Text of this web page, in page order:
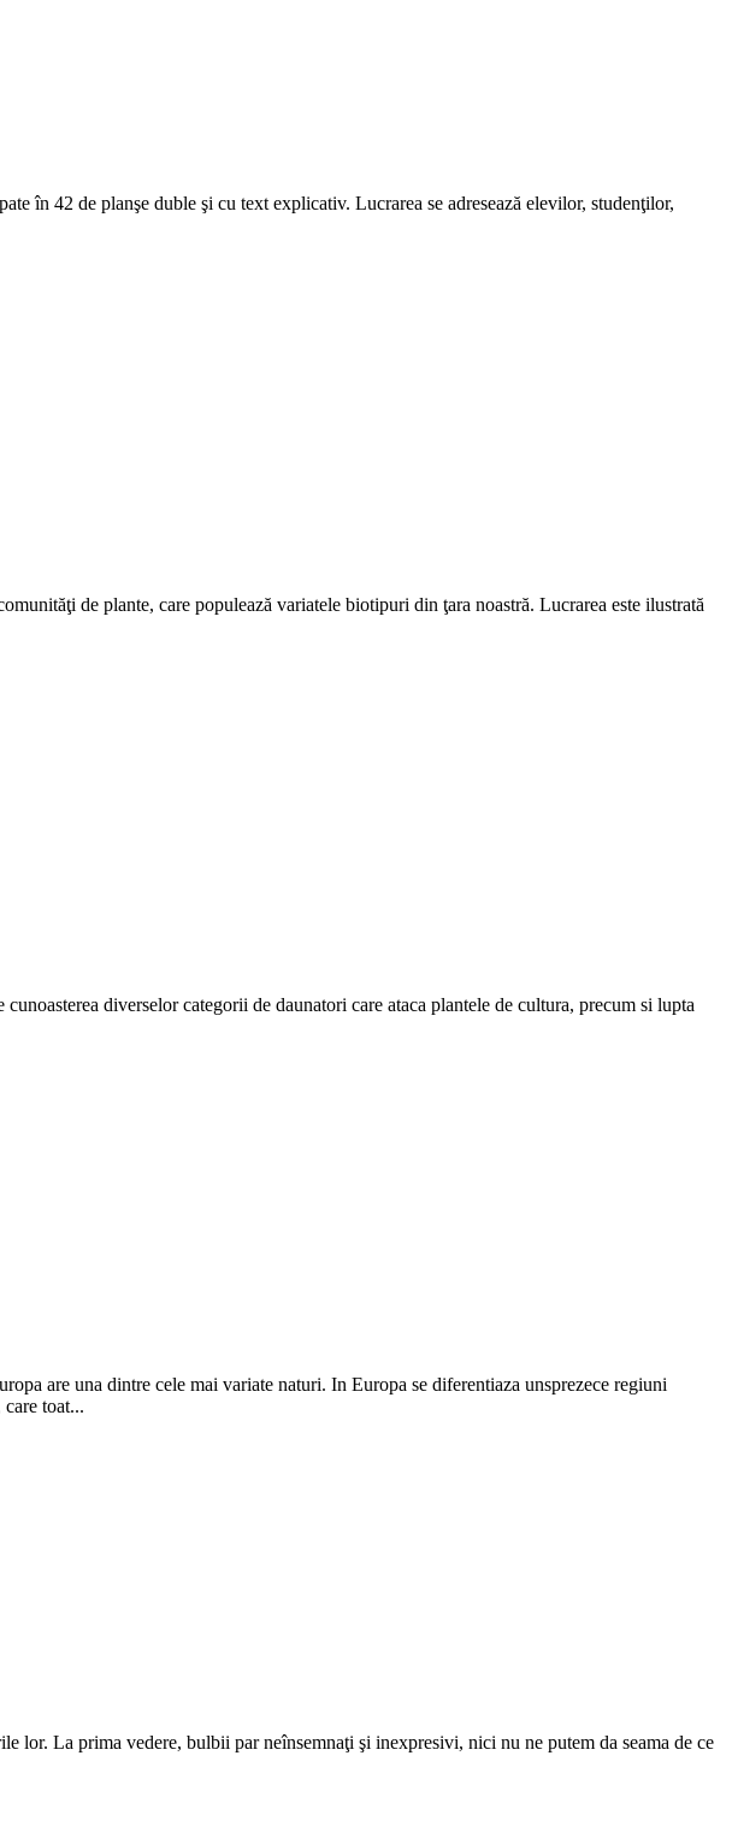
în 42 de planşe duble şi cu text explicativ. Lucrarea se adresează elevilor, studenţilor,
de plante, care populează variatele biotipuri din ţara noastră. Lucrarea este ilustrată
diverselor categorii de daunatori care ataca plantele de cultura, precum si lupta
are una dintre cele mai variate naturi. In Europa se diferentiaza unsprezece regiuni
toat...
La prima vedere, bulbii par neînsemnaţi şi inexpresivi, nici nu ne putem da seama de ce